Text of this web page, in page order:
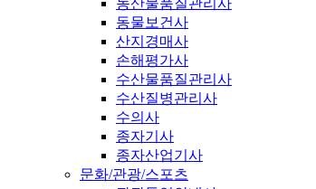
농산물품질관리사
동물보건사
산지경매사
손해평가사
수산물품질관리사
수산질병관리사
수의사
종자기사
종자산업기사
문화/관광/스포츠